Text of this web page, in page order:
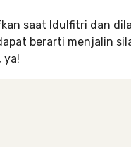
saat Idulfitri dan
berarti menjalin
ya!